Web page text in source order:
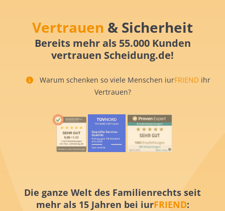
Vertrauen & Sicherheit
Bereits mehr als 55.000 Kunden
vertrauen Scheidung.de!
Warum schenken so viele Menschen iurFRIEND ihr
Vertrauen?
Die ganze Welt des Familienrechts seit
mehr als 15 Jahren bei iurFRIEND: